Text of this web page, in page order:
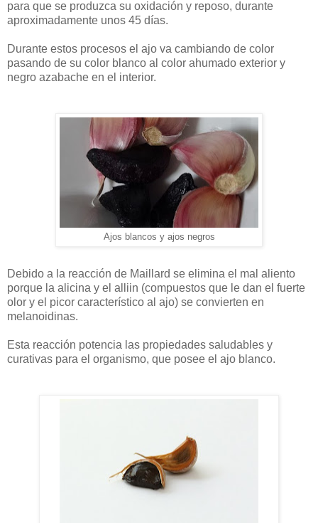
para que se produzca su oxidación y reposo, durante
aproximadamente unos 45 días.
Durante estos procesos el ajo va cambiando de color
pasando de su color blanco al color ahumado exterior y
negro azabache en el interior.
Ajos blancos y ajos negros
Debido a la reacción de Maillard se elimina el mal aliento
porque la alicina y el alliin (compuestos que le dan el fuerte
olor y el picor característico al ajo) se convierten en
melanoidinas.
Esta reacción potencia las propiedades saludables y
curativas para el organismo, que posee el ajo blanco.